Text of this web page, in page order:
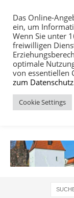
Das Online-
ein, um
Wenn Sie unter
freiwilligen
optimale
von essentiellen
zum
Cookie Settings